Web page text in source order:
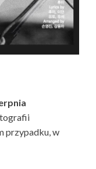
przypadku, w